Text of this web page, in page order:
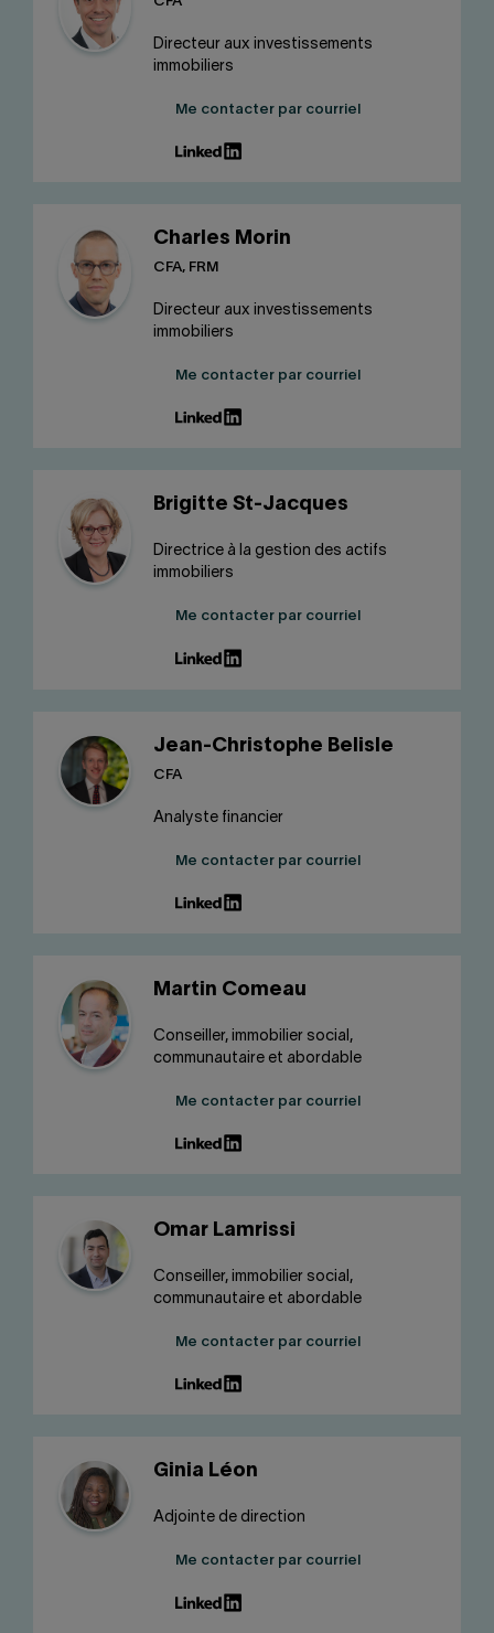
Directeur aux investissements
immobiliers
Me contacter par courriel
Charles Morin
CFA, FRM
Directeur aux investissements
immobiliers
Me contacter par courriel
Brigitte St-Jacques
Directrice à la gestion des actifs
immobiliers
Me contacter par courriel
Jean-Christophe Belisle
CFA
Analyste financier
Me contacter par courriel
Martin Comeau
Conseiller, immobilier social,
communautaire et abordable
Me contacter par courriel
Omar Lamrissi
Conseiller, immobilier social,
communautaire et abordable
Me contacter par courriel
Ginia Léon
Adjointe de direction
Me contacter par courriel